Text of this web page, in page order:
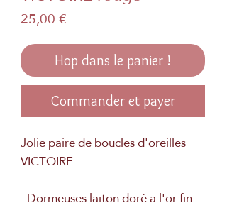
25,00 €
Hop dans le panier !
Commander et payer
Jolie paire de boucles d'oreilles
VICTOIRE.
. Dormeuses laiton doré a l'or fin